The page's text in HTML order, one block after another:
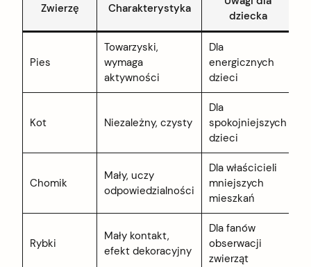
Zwierzę Charakterystyka
dziecka
Pies
Towarzyski,
wymaga
aktywności
Dla
energicznych
dzieci
Kot Niezależny, czysty
Dla
spokojniejszych
dzieci
Chomik
Mały, uczy
odpowiedzialności
Dla właścicieli
mniejszych
mieszkań
Rybki
Mały kontakt,
efekt dekoracyjny
Dla fanów
obserwacji
zwierząt